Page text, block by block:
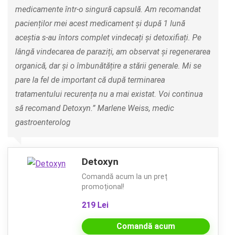
medicamente într-o singură capsulă. Am recomandat
pacienților mei acest medicament și după 1 lună
aceștia s-au întors complet vindecați și detoxifiați. Pe
lângă vindecarea de paraziți, am observat și regenerarea
organică, dar și o îmbunătățire a stării generale. Mi se
pare la fel de important că după terminarea
tratamentului recurența nu a mai existat. Voi continua
să recomand Detoxyn.” Marlene Weiss, medic
gastroenterolog
Detoxyn
Comandă acum la un preț
promoțional!
219 Lei
Comandă acum